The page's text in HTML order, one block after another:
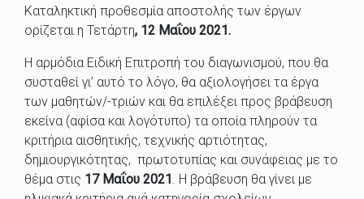
Καταληκτική προθεσμία αποστολής των έργων
ορίζεται η Τετάρτη, 12 Μαΐου 2021.
Η αρμόδια Ειδική Επιτροπή του διαγωνισμού, που θα
συσταθεί γι’ αυτό το λόγο, θα αξιολογήσει τα έργα
των μαθητών/-τριών και θα επιλέξει προς βράβευση
εκείνα (αφίσα και λογότυπο) τα οποία πληρούν τα
κριτήρια αισθητικής, τεχνικής αρτιότητας,
δημιουργικότητας, πρωτοτυπίας και συνάφειας με το
θέμα στις 17 Μαΐου 2021. Η βράβευση θα γίνει με